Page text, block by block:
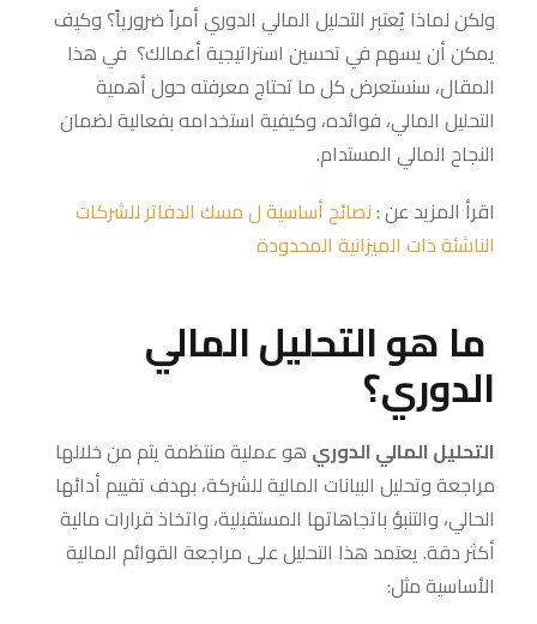
ولكن لماذا يُعتبر التحليل المالي الدوري أمراً ضرورياً؟ وكيف
يمكن أن يسهم في تحسين استراتيجية أعمالك؟ في هذا
المقال، سنستعرض كل ما تحتاج معرفته حول أهمية
التحليل المالي، فوائده، وكيفية استخدامه بفعالية لضمان
النجاح المالي المستدام.
اقرأ المزيد عن :نصائح أساسية ل مسك الدفاتر للشركات
الناشئة ذات الميزانية المحدودة
ما هو التحليل المالي
الدوري؟
التحليل المالي الدوري هو عملية منتظمة يتم من خلالها
مراجعة وتحليل البيانات المالية للشركة، بهدف تقييم أدائها
الحالي، والتنبؤ باتجاهاتها المستقبلية، واتخاذ قرارات مالية
أكثر دقة. يعتمد هذا التحليل على مراجعة القوائم المالية
الأساسية مثل: